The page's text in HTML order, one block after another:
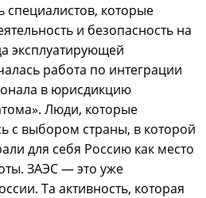
специалистов, которые
и безопасность на
эксплуатирующей
работа по интеграции
в юрисдикцию
Люди, которые
с выбором страны, в которой
для себя Россию как место
ЗАЭС — это уже
Та активность, которая